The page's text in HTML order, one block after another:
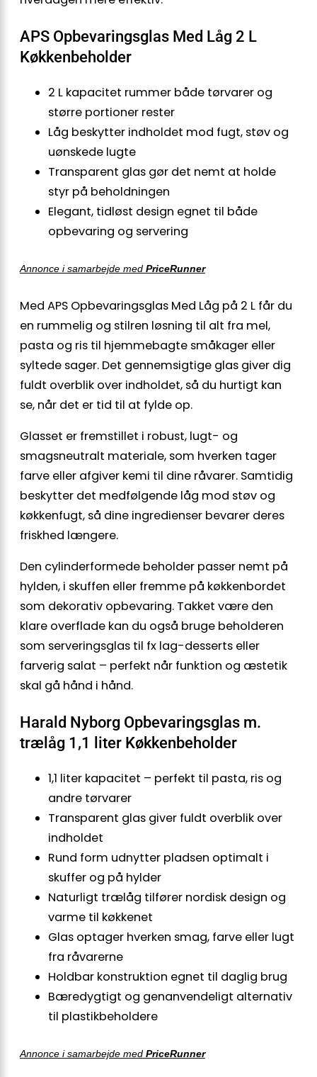
APS Opbevaringsglas Med Låg 2 L
Køkkenbeholder
2 L kapacitet rummer både tørvarer og
større portioner rester
Låg beskytter indholdet mod fugt, støv og
uønskede lugte
Transparent glas gør det nemt at holde
styr på beholdningen
Elegant, tidløst design egnet til både
opbevaring og servering
Annonce i samarbejde med PriceRunner
Med APS Opbevaringsglas Med Låg på 2 L får du
en rummelig og stilren løsning til alt fra mel,
pasta og ris til hjemmebagte småkager eller
syltede sager. Det gennemsigtige glas giver dig
fuldt overblik over indholdet, så du hurtigt kan
se, når det er tid til at fylde op.
Glasset er fremstillet i robust, lugt- og
smagsneutralt materiale, som hverken tager
farve eller afgiver kemi til dine råvarer. Samtidig
beskytter det medfølgende låg mod støv og
køkkenfugt, så dine ingredienser bevarer deres
friskhed længere.
Den cylinderformede beholder passer nemt på
hylden, i skuffen eller fremme på køkkenbordet
som dekorativ opbevaring. Takket være den
klare overflade kan du også bruge beholderen
som serveringsglas til fx lag-desserts eller
farverig salat – perfekt når funktion og æstetik
skal gå hånd i hånd.
Harald Nyborg Opbevaringsglas m.
trælåg 1,1 liter Køkkenbeholder
1,1 liter kapacitet – perfekt til pasta, ris og
andre tørvarer
Transparent glas giver fuldt overblik over
indholdet
Rund form udnytter pladsen optimalt i
skuffer og på hylder
Naturligt trælåg tilfører nordisk design og
varme til køkkenet
Glas optager hverken smag, farve eller lugt
fra råvarerne
Holdbar konstruktion egnet til daglig brug
Bæredygtigt og genanvendeligt alternativ
til plastikbeholdere
Annonce i samarbejde med PriceRunner